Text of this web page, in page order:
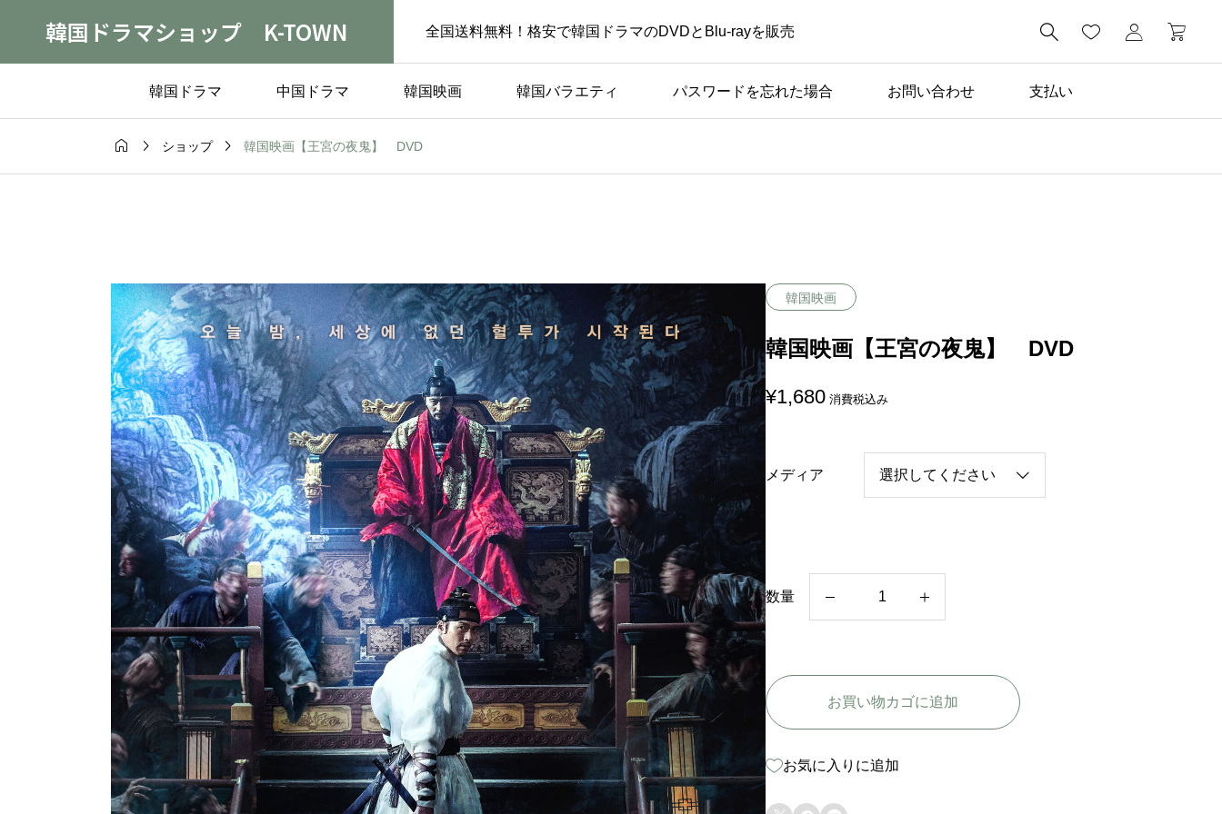
韓国ドラマショップ K-TOWN 全国送料無料！格安で韓国ドラマのDVDとBlu-rayを販売 
韓国ドラマ 中国ドラマ 韓国映画 韓国バラエティ パスワードを忘れた場合 お問い合わせ 支払い
  ショップ  韓国映画【王宮の夜鬼】 DVD
韓国映画
韓国映画【王宮の夜鬼】 DVD
¥1,680 消費税込み
メディア
数量
国
画
【
王
宮
お買い物カゴに追加
お気に入りに追加